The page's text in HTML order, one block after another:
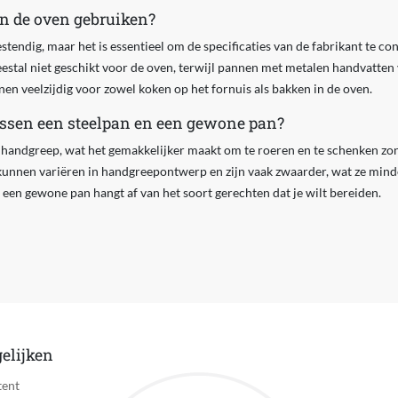
de oven gebruiken?
maar het is essentieel om de specificaties van de fabrikant te
niet geschikt voor de oven, terwijl pannen met metalen
veelzijdig voor zowel koken op het fornuis als bakken in de oven.
een steelpan en een gewone pan?
wat het gemakkelijker maakt om te roeren en te schenken
variëren in handgreepontwerp en zijn vaak zwaarder, wat ze
een gewone pan hangt af van het soort gerechten dat je wilt bereiden.